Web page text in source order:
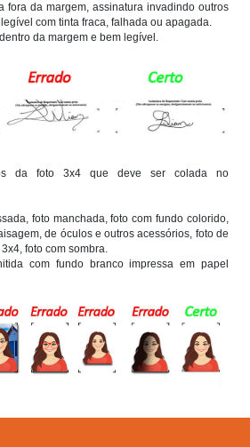
fora da margem, assinatura invadindo outros
com tinta fraca, falhada ou apagada.
da margem e bem legível.
da foto 3x4 que deve ser colada no
foto manchada, foto com fundo colorido,
de óculos e outros acessórios, foto de
foto com sombra.
com fundo branco impressa em papel